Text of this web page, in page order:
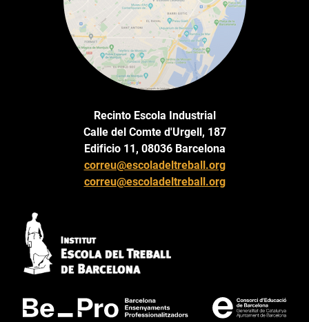
Recinto Escola Industrial
Calle del Comte d'Urgell, 187
Edificio 11, 08036 Barcelona
correu@escoladeltreball.org
correu@escoladeltreball.org